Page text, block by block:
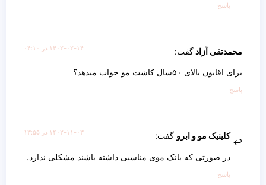
پاسخ
محمدتقی آزادگفت: ۱۴۰۲-۰۲-۱۴ در ۰۴:۱۰
برای اقایون بالای ۵۰سال کاشت مو جواب میدهد؟
پاسخ
کلینیک مو و ابرو گفت: ۱۴۰۲-۱۱-۰۳ در ۱۳:۵۵
در صورتی که بانک موی مناسبی داشته باشند مشکلی ندارد.
پاسخ